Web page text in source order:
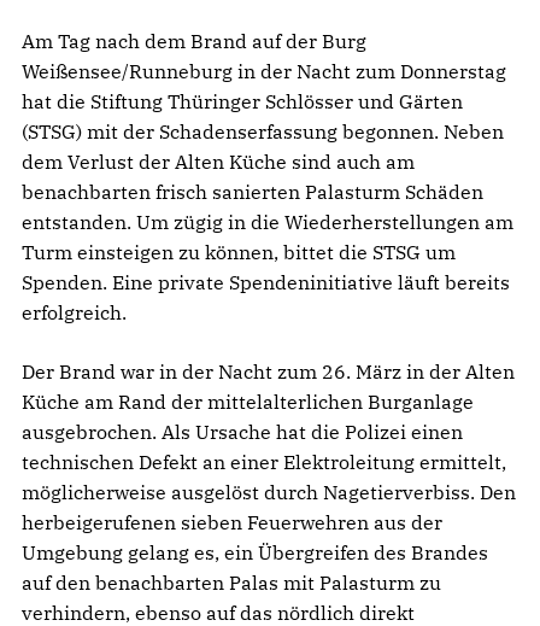
Am Tag nach dem Brand auf der Burg
Weißensee/Runneburg in der Nacht zum Donnerstag
hat die Stiftung Thüringer Schlösser und Gärten
(STSG) mit der Schadenserfassung begonnen. Neben
dem Verlust der Alten Küche sind auch am
benachbarten frisch sanierten Palasturm Schäden
entstanden. Um zügig in die Wiederherstellungen am
Turm einsteigen zu können, bittet die STSG um
Spenden. Eine private Spendeninitiative läuft bereits
erfolgreich.
Der Brand war in der Nacht zum 26. März in der Alten
Küche am Rand der mittelalterlichen Burganlage
ausgebrochen. Als Ursache hat die Polizei einen
technischen Defekt an einer Elektroleitung ermittelt,
möglicherweise ausgelöst durch Nagetierverbiss. Den
herbeigerufenen sieben Feuerwehren aus der
Umgebung gelang es, ein Übergreifen des Brandes
auf den benachbarten Palas mit Palasturm zu
verhindern, ebenso auf das nördlich direkt